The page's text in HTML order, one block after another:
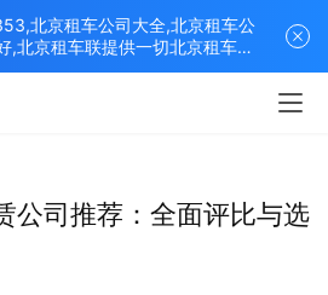
公司推荐：全面评比与选
北京租车公司大全,北京租车公
,北京租车联提供一切北京租车解
平台！